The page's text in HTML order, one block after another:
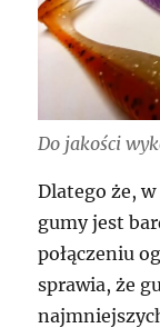
Do jakości
Dlatego że,
gumy jest
połączeniu
sprawia, że